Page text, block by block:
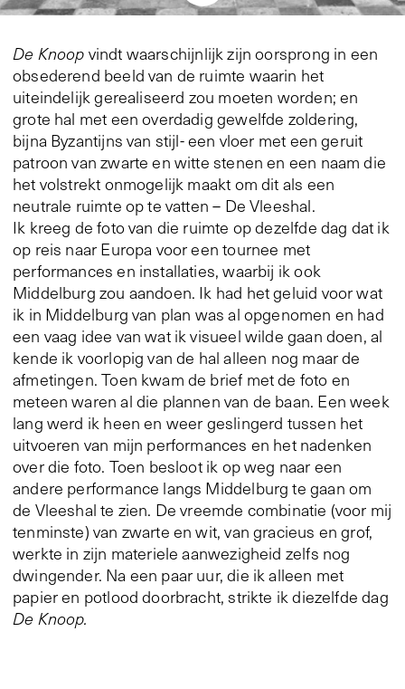
De Knoop vindt waarschijnlijk zijn oorsprong in een
obsederend beeld van de ruimte waarin het
uiteindelijk gerealiseerd zou moeten worden; en
grote hal met een overdadig gewelfde zoldering,
bijna Byzantijns van stijl- een vloer met een geruit
patroon van zwarte en witte stenen en een naam die
het volstrekt onmogelijk maakt om dit als een
neutrale ruimte op te vatten – De Vleeshal.
Ik kreeg de foto van die ruimte op dezelfde dag dat ik
op reis naar Europa voor een tournee met
performances en installaties, waarbij ik ook
Middelburg zou aandoen. Ik had het geluid voor wat
ik in Middelburg van plan was al opgenomen en had
een vaag idee van wat ik visueel wilde gaan doen, al
kende ik voorlopig van de hal alleen nog maar de
afmetingen. Toen kwam de brief met de foto en
meteen waren al die plannen van de baan. Een week
lang werd ik heen en weer geslingerd tussen het
uitvoeren van mijn performances en het nadenken
over die foto. Toen besloot ik op weg naar een
andere performance langs Middelburg te gaan om
de Vleeshal te zien. De vreemde combinatie (voor mij
tenminste) van zwarte en wit, van gracieus en grof,
werkte in zijn materiele aanwezigheid zelfs nog
dwingender. Na een paar uur, die ik alleen met
papier en potlood doorbracht, strikte ik diezelfde dag
De Knoop.